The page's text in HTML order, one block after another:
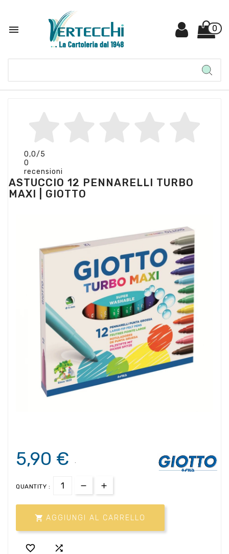
 0
0,0/5
0
recensioni
ASTUCCIO 12 PENNARELLI TURBO
MAXI | GIOTTO
5,90 € .
QUANTITY :
 AGGIUNGI AL CARRELLO
 